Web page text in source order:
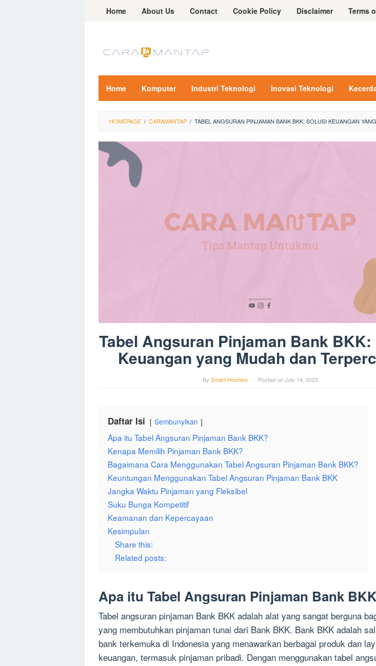
Home About Us Contact Cookie Policy Disclaimer Terms
Home Komputer Industri Teknologi Inovasi Teknologi
HOMEPAGE / CARAMANTAP / TABEL ANGSURAN PINJAMAN BANK BKK: SOLUSI KEUANGAN
Tabel Angsuran Pinjaman Bank
Keuangan yang Mudah dan
By Smart Hoshino Posted onJuly 14, 2023
Daftar Isi Sembunyikan
Apa itu Tabel Angsuran Pinjaman Bank BKK?
Kenapa Memilih Pinjaman Bank BKK?
Bagaimana Cara Menggunakan Tabel Angsuran Pinjaman Bank BKK?
Keuntungan Menggunakan Tabel Angsuran Pinjaman Bank BKK
Jangka Waktu Pinjaman yang Fleksibel
Suku Bunga Kompetitif
Keamanan dan Kepercayaan
Kesimpulan
Share this:
Related posts:
Apa itu Tabel Angsuran Pinjaman Bank
Tabel angsuran pinjaman Bank BKK adalah alat yang sangat berguna
yang membutuhkan pinjaman tunai dari Bank BKK. Bank BKK adalah
bank terkemuka di Indonesia yang menawarkan berbagai produk dan
keuangan, termasuk pinjaman pribadi. Dengan menggunakan tabel